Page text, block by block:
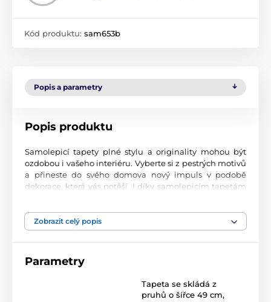
Kód produktu: sam653b
Popis a parametry
Popis produktu
Samolepicí tapety plné stylu a originality mohou být
ozdobou i vašeho interiéru. Vyberte si z pestrých motivů
a přineste do svého domova nový impuls v podobě
dekorace, která vás potěší. I díky samolepicím tapetám
Perfektní tiskové zpracování
materiál s jemným povrchem a matným vzhledem. Tisk
90 µm. Tyto tapety neobsahují PVC a jsou opatřeny silně
přilnavým akrylovým lepidlem, které zajistí jejich pevné
Zobrazit celý popis
Parametry
Tapeta se skládá z
pruhů o šířce 49 cm,